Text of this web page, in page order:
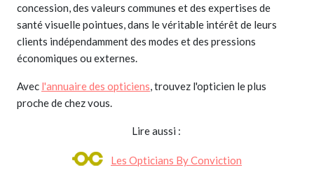
concession, des valeurs communes et des expertises de
santé visuelle pointues, dans le véritable intérêt de leurs
clients indépendamment des modes et des pressions
économiques ou externes.
Avec l'annuaire des opticiens, trouvez l'opticien le plus
proche de chez vous.
Lire aussi :
Les Opticians By Conviction